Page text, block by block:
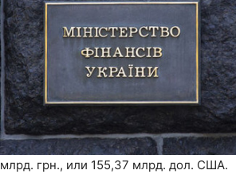
млрд. грн., или 155,37 млрд. дол. США.